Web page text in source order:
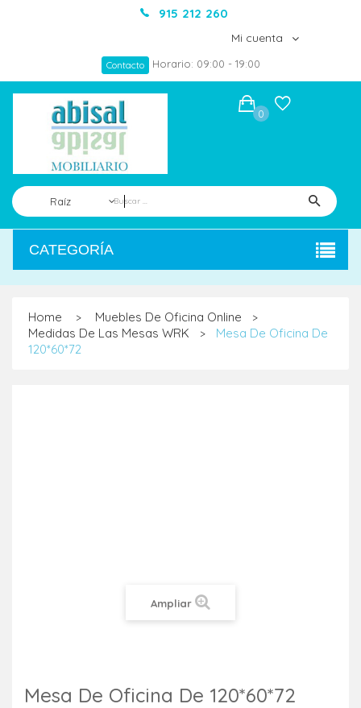
915 212 260
Mi cuenta
Contacto Horario: 09:00 - 19:00
Raíz
0
CATEGORÍA
Home > Muebles De Oficina Online >
Medidas De Las Mesas WRK >
Mesa De Oficina De
120*60*72
Ampliar
Mesa De Oficina De 120*60*72